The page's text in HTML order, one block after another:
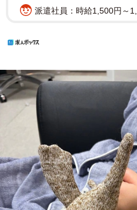
派遣社員：時給1,500円～